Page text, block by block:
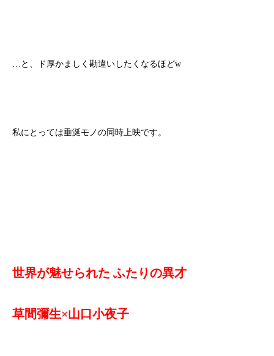
…と、ド厚かましく勘違いしたくなるほどw
私にとっては垂涎モノの同時上映です。
世界が魅せられた ふたりの異才
草間彌生×山口小夜子